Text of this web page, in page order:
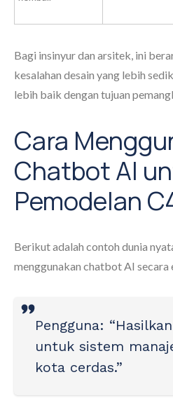
Bagi insinyur dan arsitek, ini
kesalahan desain yang lebih
lebih baik dengan tujuan
Cara
Chatbot AI
Pemodelan
Berikut adalah contoh dunia
menggunakan chatbot AI
Pengguna:
untuk sistem
kota cerdas.”